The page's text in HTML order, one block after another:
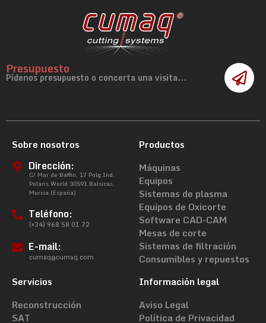
Presupuesto
Pídenos presupuesto o concerta una visita...
Sobre nosotros
Dirección:
C/ Mar de Baffin, 17 Polg.Ind.
Polaris World 30591 Balsicas,
Murcia (España)
Teléfono:
(+34) 968 58 01 72
E-mail:
cumaq@cumaq.com
Productos
Máquinas
Equipos
Sistemas de plasma
Equipos de Oxicorte
Software CAD-CAM
Mesas de corte
Sistemas de filtración
Consumibles y repuestos
Servicios
Reconstrucción
SAT
Información legal
Aviso Legal
Política de Privacidad